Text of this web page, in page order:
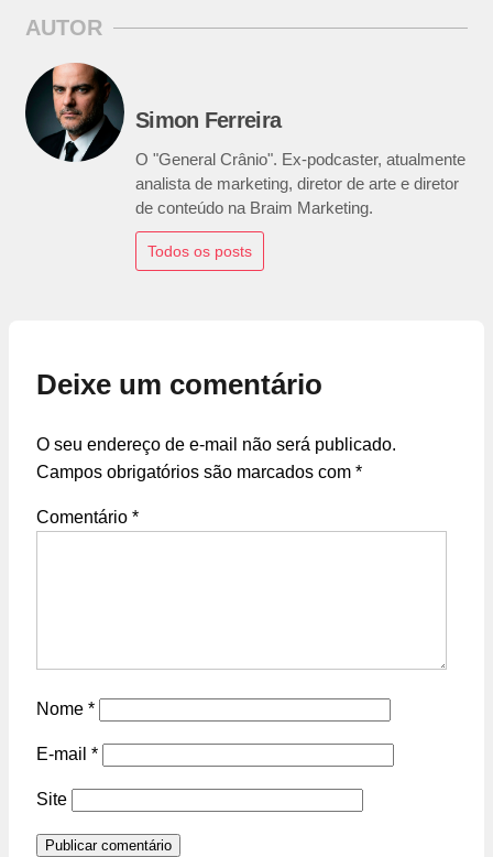
AUTOR
Simon Ferreira
O "General Crânio". Ex-podcaster, atualmente
analista de marketing, diretor de arte e diretor
de conteúdo na Braim Marketing.
Todos os posts
Deixe um comentário
O seu endereço de e-mail não será publicado.
Campos obrigatórios são marcados com *
Comentário *
Nome *
E-mail *
Site